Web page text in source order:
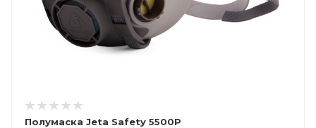
Полумаска Jeta Safety 5500P